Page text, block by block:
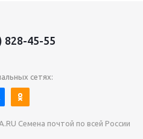
828-45-55
сетях:
Семена почтой по всей России